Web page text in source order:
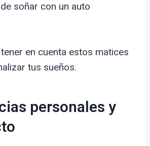
soñar con un auto
en cuenta estos matices
tus sueños.
personales y